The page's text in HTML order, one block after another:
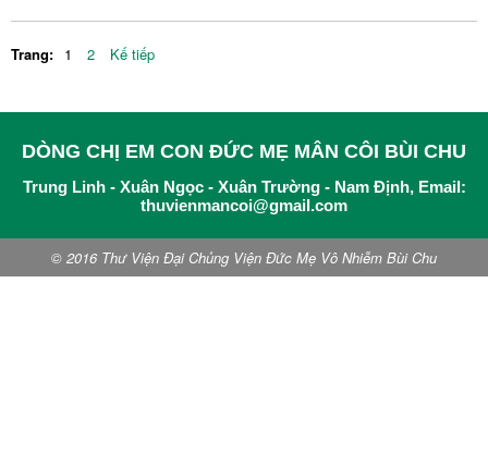
Trang: 1 2 Kế tiếp
DÒNG CHỊ EM CON ĐỨC MẸ MÂN CÔI BÙI CHU
Trung Linh - Xuân Ngọc - Xuân Trường - Nam Định, Email:
thuvienmancoi@gmail.com
© 2016 Thư Viện Đại Chủng Viện Đức Mẹ Vô Nhiễm Bùi Chu